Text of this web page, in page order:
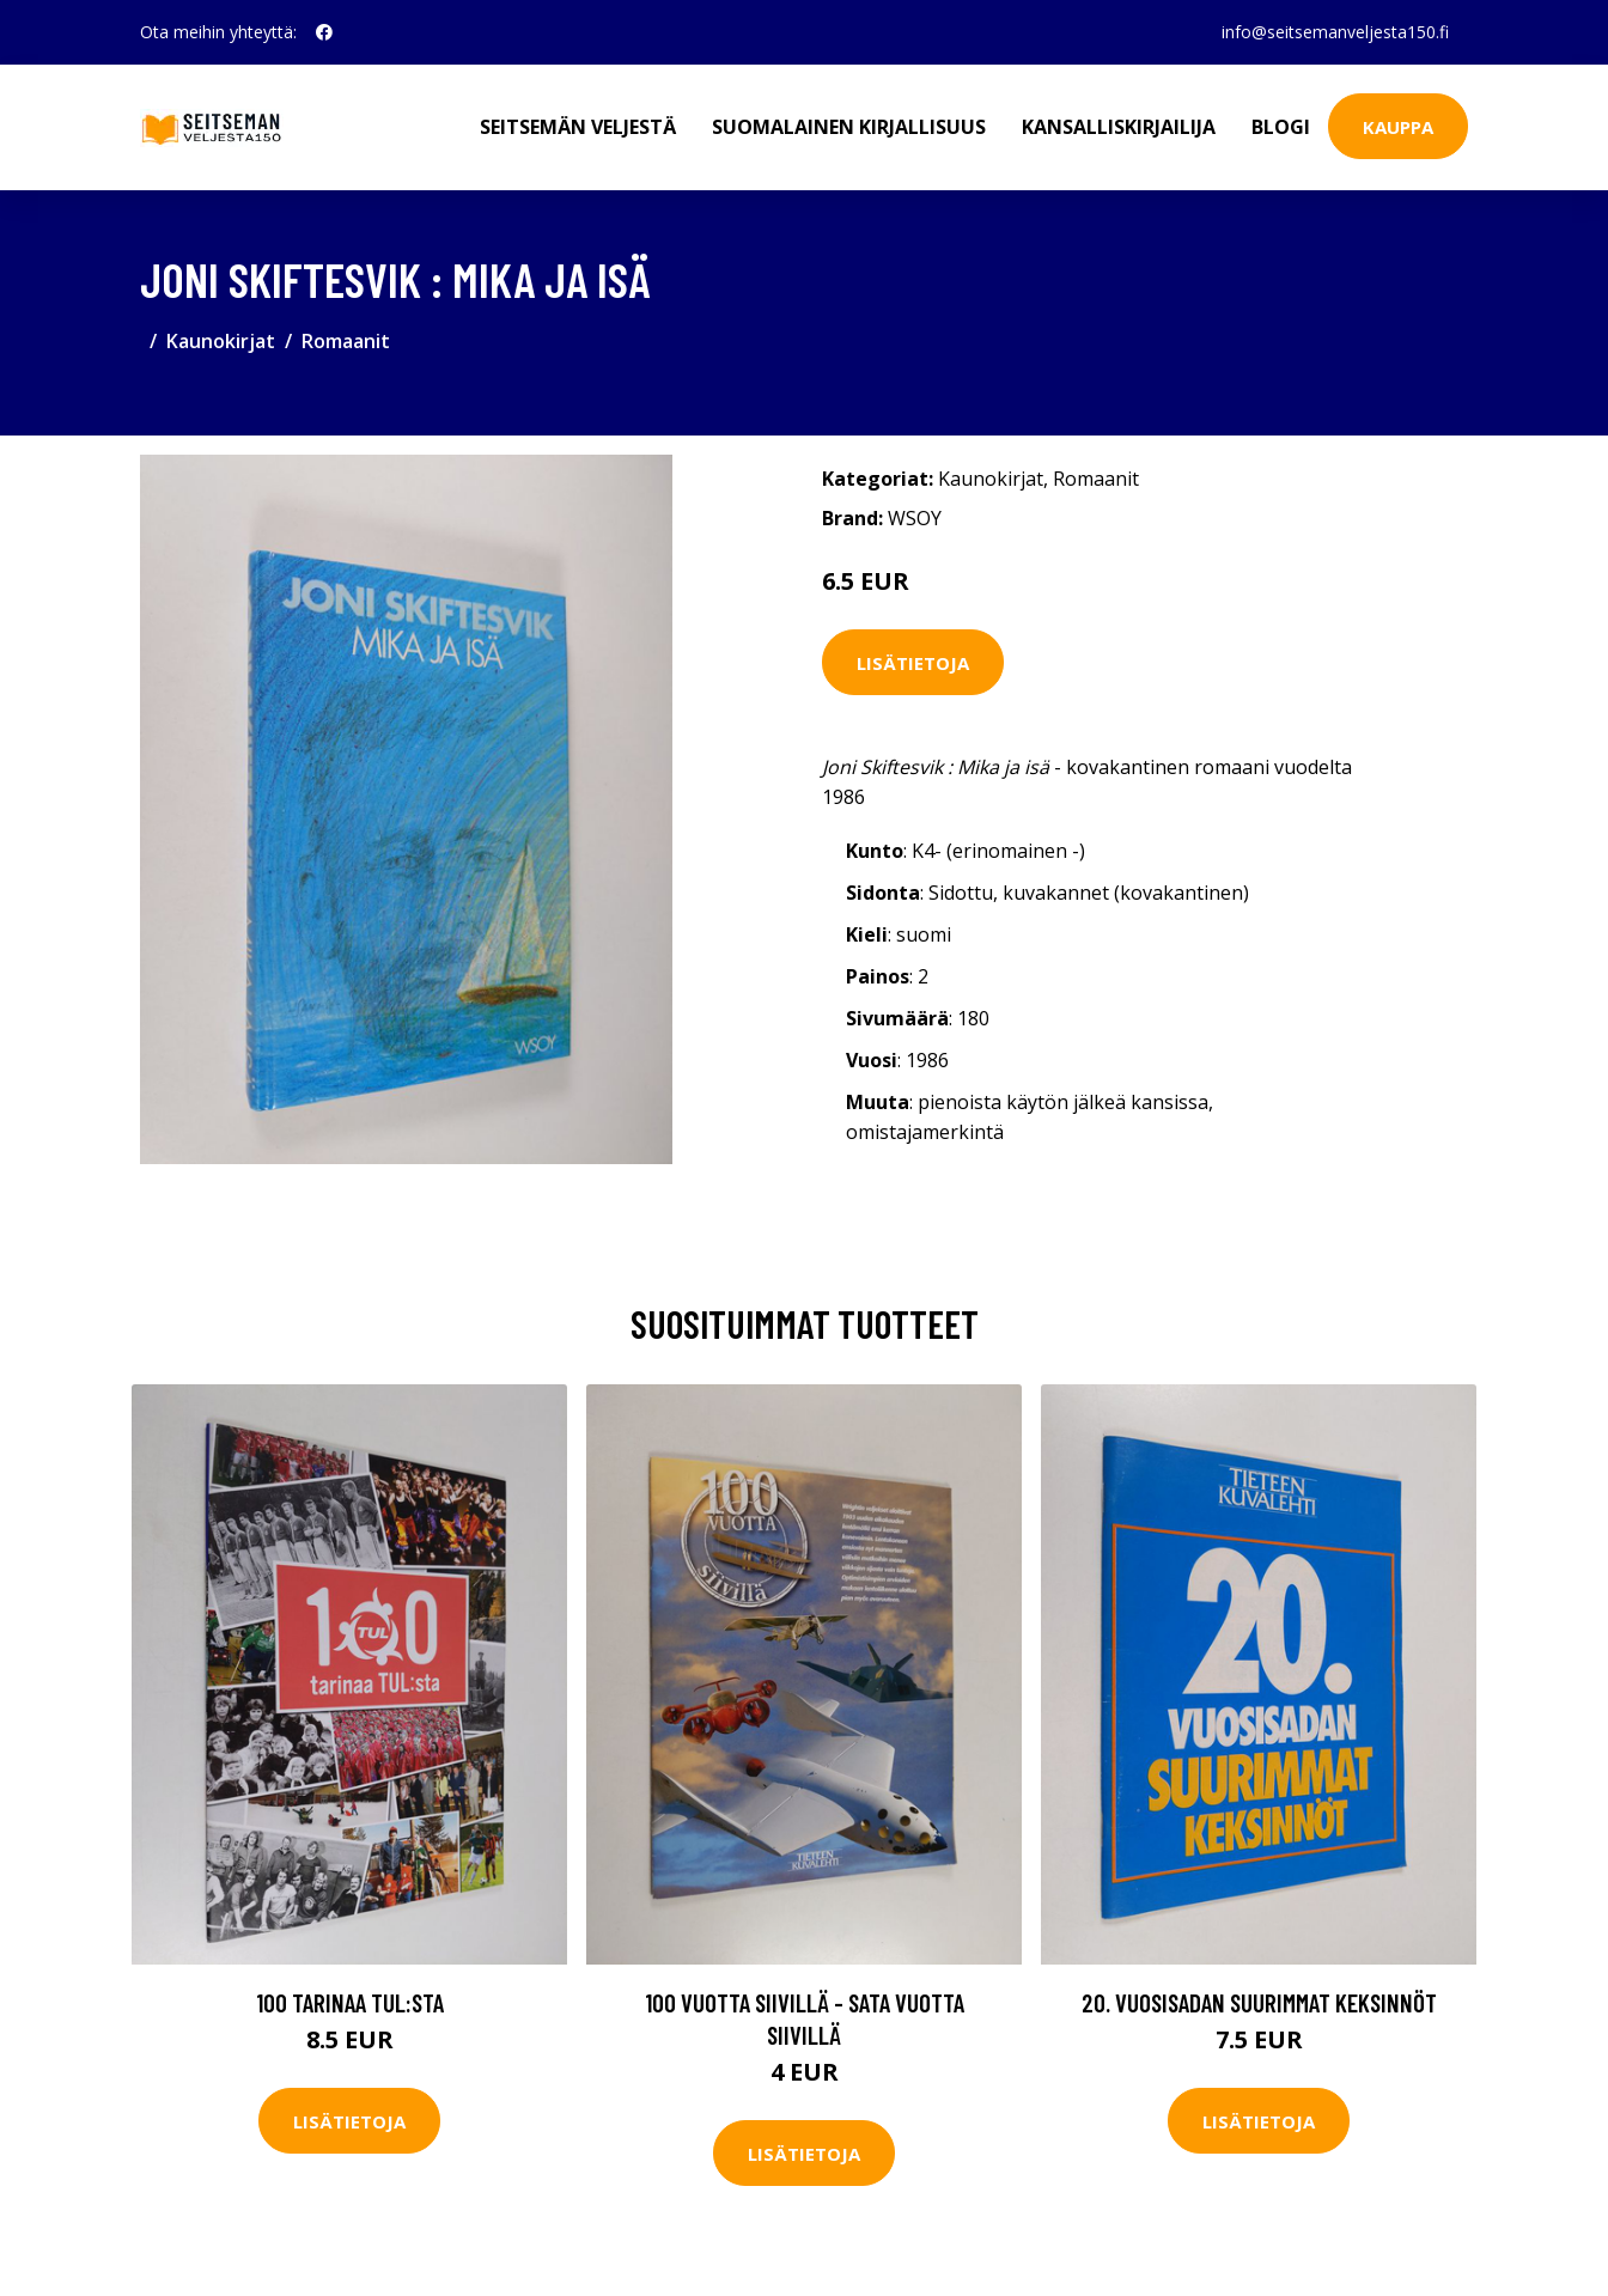
Ota meihin yhteyttä: info@seitsemanveljesta150.fi
SEITSEMÄN VELJESTÄ SUOMALAINEN KIRJALLISUUS KANSALLISKIRJAILIJA BLOGI KAUPPA
JONI SKIFTESVIK : MIKA JA ISÄ
Kaunokirjat Romaanit
Kategoriat: Kaunokirjat, Romaanit
Brand:WSOY
6.5 EUR
LISÄTIETOJA
Joni Skiftesvik : Mika ja isä- kovakantinen romaani vuodelta
1986
Kunto: K4- (erinomainen -)
Sidonta: Sidottu, kuvakannet (kovakantinen)
Kieli: suomi
Painos: 2
Sivumäärä: 180
Vuosi: 1986
Muuta: pienoista käytön jälkeä kansissa,
omistajamerkintä
SUOSITUIMMAT TUOTTEET
100 TARINAA TUL:STA
8.5 EUR
LISÄTIETOJA
100 VUOTTA SIIVILLÄ - SATA VUOTTA
SIIVILLÄ
4 EUR
LISÄTIETOJA
20. VUOSISADAN SUURIMMAT KEKSINNÖT
7.5 EUR
LISÄTIETOJA